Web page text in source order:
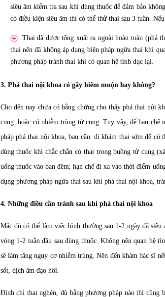
siêu âm kiểm tra sau khi dùng thuốc để đảm bảo
có điều kiện siêu âm thì có thể thử thai sau 3 tuần.
Thai đã được tống xuất ra ngoài hoàn toàn (phá
thai nên đã không áp dụng biện pháp ngừa thai khi
phương pháp tránh thai khi có quan hệ tình dục lại.
3. Phá thai nội khoa có gây hiếm muộn hay không?
Cho đến nay chưa có bằng chứng cho thấy phá thai nội
cung hoặc có nhiễm trùng tử cung. Tuy vậy, để hạn
pháp phá thai nội khoa, bạn cần: đi khám thai sớm để
dùng thuốc khi chắc chắn có thai trong buồng tử cung
uống thuốc vào ban đêm; hạn chế đi xa vào thời điểm
dụng phương pháp ngừa thai sau khi phá thai nội khoa,
4. Những điều cần tránh sau khi phá thai nội khoa
Mặc dù có thể làm việc bình thường sau 1-2 ngày đã
vòng 1-2 tuần đầu sau dùng thuốc. Không nên quan hệ
sẽ làm tăng nguy cơ nhiễm trùng. Nên đến khám bác sĩ
sốt, dịch âm đạo hôi.
Đình chỉ thai nghén, dù bằng phương pháp nào thì cũng